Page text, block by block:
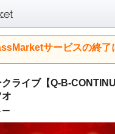
サービスの終了
ライブ【Q-B-